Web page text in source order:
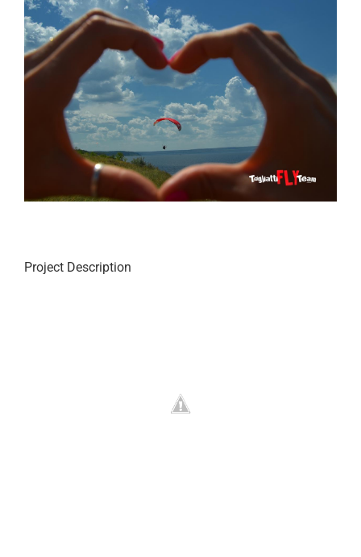
Larger
Image
Project Description